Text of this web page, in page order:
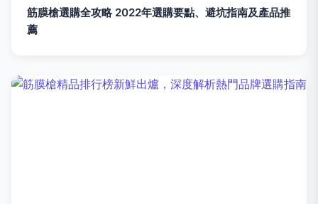
筋膜槍選購全攻略 2022年選購要點、避坑指南及產品推
薦